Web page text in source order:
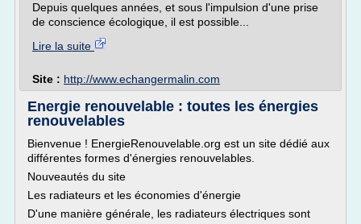
Depuis quelques années, et sous l'impulsion d'une prise
de conscience écologique, il est possible...
Lire la suite
Site : http://www.echangermalin.com
Energie renouvelable : toutes les énergies
renouvelables
Bienvenue ! EnergieRenouvelable.org est un site dédié aux
différentes formes d'énergies renouvelables.
Nouveautés du site
Les radiateurs et les économies d'énergie
D'une manière générale, les radiateurs électriques sont